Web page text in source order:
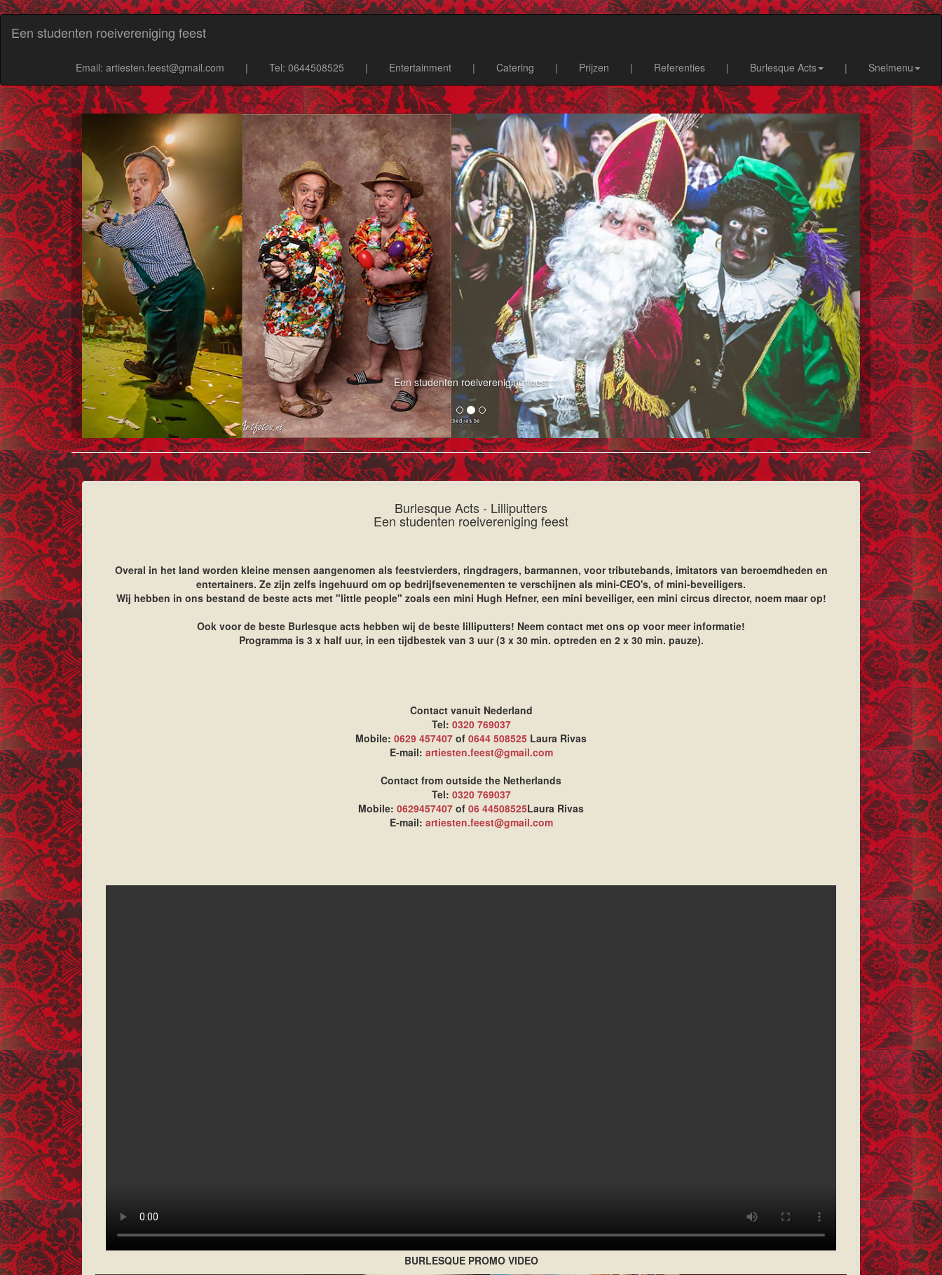
Een studenten roeivereniging feest
Email: artiesten.feest@gmail.com | Tel: 0644508525 | Entertainment | Catering | Prijzen | Referenties | Burlesque Acts | Snelmenu
Een studenten roeivereniging feest
Burlesque Acts - Lilliputters
Een studenten roeivereniging feest
Overal in het land worden kleine mensen aangenomen als feestvierders, ringdragers, barmannen, voor tributebands, imitators van beroemdheden en
entertainers. Ze zijn zelfs ingehuurd om op bedrijfsevenementen te verschijnen als mini-CEO's, of mini-beveiligers.
Wij hebben in ons bestand de beste acts met "little people" zoals een mini Hugh Hefner, een mini beveiliger, een mini circus director, noem maar op!
Ook voor de beste Burlesque acts hebben wij de beste lilliputters! Neem contact met ons op voor meer informatie!
Programma is 3 x half uur, in een tijdbestek van 3 uur (3 x 30 min. optreden en 2 x 30 min. pauze).
Contact vanuit Nederland
Tel: 0320 769037
Mobile: 0629 457407 of 0644 508525 Laura Rivas
E-mail: artiesten.feest@gmail.com
Contact from outside the Netherlands
Tel: 0320 769037
Mobile: 0629457407 of 06 44508525Laura Rivas
E-mail: artiesten.feest@gmail.com
BURLESQUE PROMO VIDEO